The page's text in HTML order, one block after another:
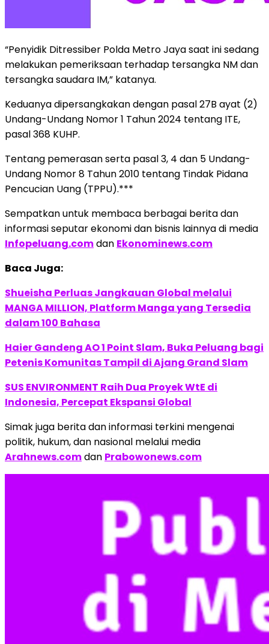
“Penyidik Ditressiber Polda Metro Jaya saat ini sedang
melakukan pemeriksaan terhadap tersangka NM dan
tersangka saudara IM,” katanya.
Keduanya dipersangkakan dengan pasal 27B ayat (2)
Undang-Undang Nomor 1 Tahun 2024 tentang ITE,
pasal 368 KUHP.
Tentang pemerasan serta pasal 3, 4 dan 5 Undang-
Undang Nomor 8 Tahun 2010 tentang Tindak Pidana
Pencucian Uang (TPPU).***
Sempatkan untuk membaca berbagai berita dan
informasi seputar ekonomi dan bisnis lainnya di media
Infopeluang.comdan Ekonominews.com
Baca Juga:
Shueisha Perluas Jangkauan Global melalui
MANGA MILLION, Platform Manga yang Tersedia
dalam 100 Bahasa
Haier Gandeng AO 1 Point Slam, Buka Peluang bagi
Petenis Komunitas Tampil di Ajang Grand Slam
SUS ENVIRONMENT Raih Dua Proyek WtE di
Indonesia, Percepat Ekspansi Global
Simak juga berita dan informasi terkini mengenai
politik, hukum, dan nasional melalui media
Arahnews.comdan Prabowonews.com